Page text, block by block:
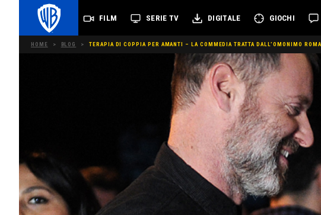
FILM SERIE TV DIGITALE GIOCHI
HOME > BLOG > TERAPIA DI COPPIA PER AMANTI – LA COMMEDIA TRATTA DALL’OMONIMO